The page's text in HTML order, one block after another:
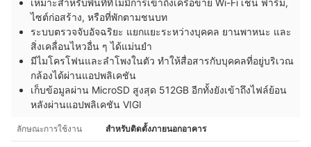
เหมาะสำหรับพื้นที่ที่ไม่มีการเข้าถึงเครือข่าย Wi-Fi เช่น ฟาร์ม,
ไซต์ก่อสร้าง, หรือที่พักตามชนบท
ระบบตรวจจับอัจฉริยะ แยกแยะระหว่างบุคคล ยานพาหนะ และ
สิ่งเคลื่อนไหวอื่น ๆ ได้แม่นยำ
มีไมโครโฟนและลำโพงในตัว ทำให้สื่อสารกับบุคคลที่อยู่บริเวณ
กล้องได้ผ่านแอปพลิเคชัน
เก็บข้อมูลผ่าน MicroSD สูงสุด 512GB อีกทั้งยังเข้าถึงไฟล์ย้อน
หลังผ่านแอปพลิเคชัน VIGI
ลักษณะการใช้งาน สำหรับติดตั้งภายนอกอาคาร